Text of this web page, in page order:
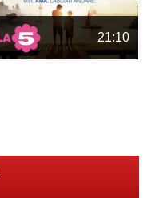
21:10